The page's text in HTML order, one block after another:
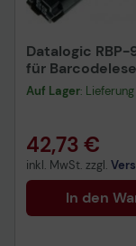
Datalogic
für
Auf Lager:
42,73 €
inkl. MwSt. zzgl.
In den